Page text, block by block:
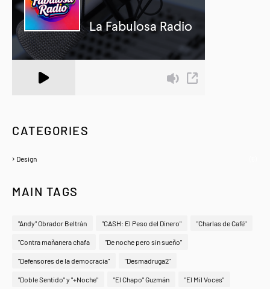
CATEGORIES
Design
MAIN TAGS
"Andy" Obrador Beltrán "CASH: El Peso del Dinero" "Charlas de Café"
"Contra mañanera chafa "De noche pero sin sueño"
"Defensores de la democracia" "Desmadruga2"
"Doble Sentido" y "+Noche" "El Chapo" Guzmán "El Mil Voces"